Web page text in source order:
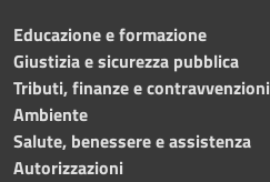
Educazione e formazione
Giustizia e sicurezza pubblica
Tributi, finanze e contravvenzioni
Ambiente
Salute, benessere e assistenza
Autorizzazioni